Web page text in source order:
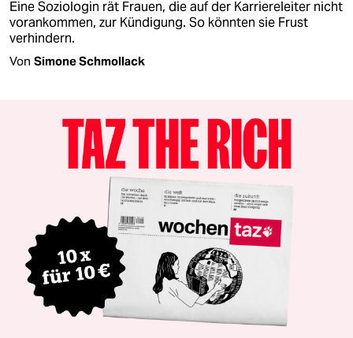
Eine Soziologin rät Frauen, die auf der Karriereleiter nicht
vorankommen, zur Kündigung. So könnten sie Frust
verhindern.
Von Simone Schmollack